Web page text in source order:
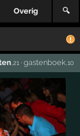
Overig 🔍
,21· gastenboek ,10